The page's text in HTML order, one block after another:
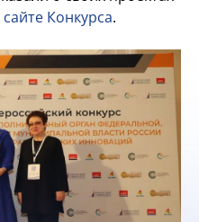
сайте Конкурса.